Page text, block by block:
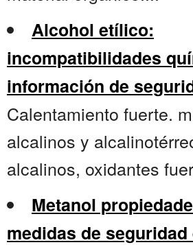
Alcohol etílico:
incompatibilidades
información de
Calentamiento fuerte.
alcalinos y
alcalinos, oxidantes
Metanol
medidas de